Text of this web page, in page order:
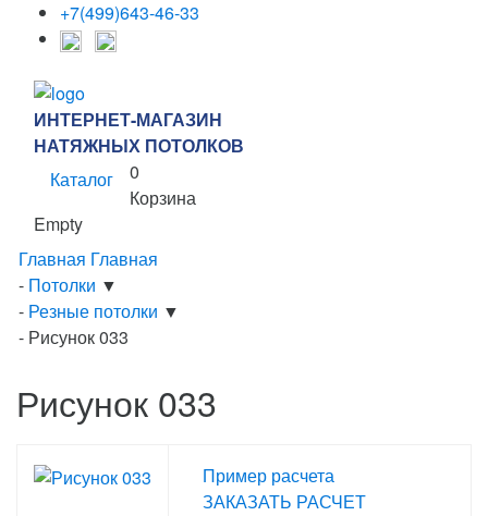
+7(499)643-46-33
ИНТЕРНЕТ-МАГАЗИН
НАТЯЖНЫХ ПОТОЛКОВ
Каталог
0
Корзина
Empty
Главная Главная
- Потолки ▼
- Резные потолки ▼
- Рисунок 033
Рисунок 033
Пример расчета
ЗАКАЗАТЬ РАСЧЕТ